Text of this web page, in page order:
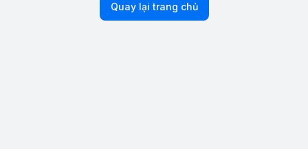
Quay lại trang chủ